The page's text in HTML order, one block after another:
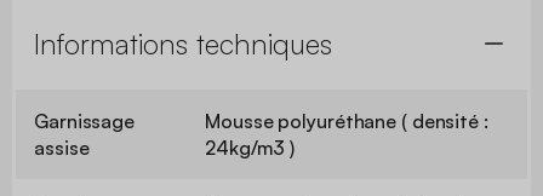
Informations techniques
Garnissage
assise
Mousse polyuréthane ( densité :
24kg/m3 )